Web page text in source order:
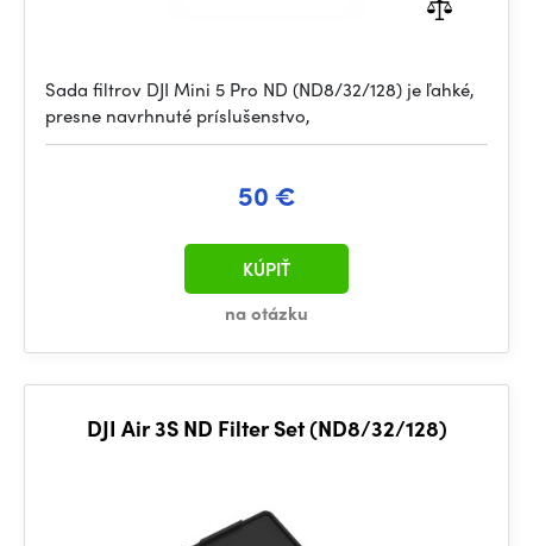
Sada filtrov DJI Mini 5 Pro ND (ND8/32/128) je ľahké,
presne navrhnuté príslušenstvo,
50 €
na otázku
KÚPIŤ
DJI Air 3S ND Filter Set (ND8/32/128)